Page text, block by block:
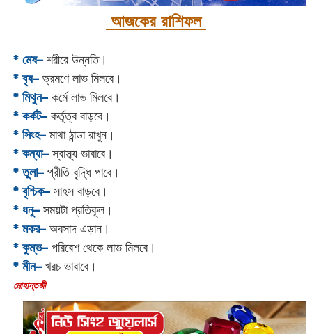
আজকের রাশিফল
* মেষ–শরীরে উন্নতি।
* বৃষ–ভ্রমণে লাভ মিলবে।
* মিথুন–কর্মে লাভ মিলবে।
* কর্কট–কর্তৃত্ব বাড়বে।
* সিংহ–মাথা ঠান্ডা রাখুন।
* কন্যা–স্বাস্থ্য ভাবাবে।
* তুলা–প্রীতি বৃদ্ধি পাবে।
* বৃশ্চিক–সাহস বাড়বে।
* ধনু–সময়টা প্রতিকূল।
* মকর–অবসাদ এড়ান।‌
* কুম্ভ–পরিবেশ থেকে লাভ মিলবে।
* মীন–খরচ ভাবাবে।
‌মোহান্তজী‌‌‌‌‌‌‌‌‌‌‌‌‌‌‌‌‌